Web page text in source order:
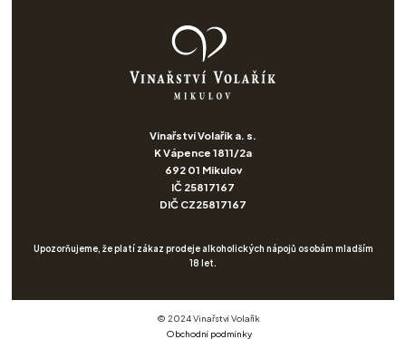
Vinařství Volařík a. s.
K Vápence 1811/2a
692 01 Mikulov
IČ 25817167
DIČ CZ25817167
Upozorňujeme, že platí zákaz prodeje alkoholických nápojů osobám mladším
18 let.
© 2024 Vinařství Volařík
Obchodní podmínky